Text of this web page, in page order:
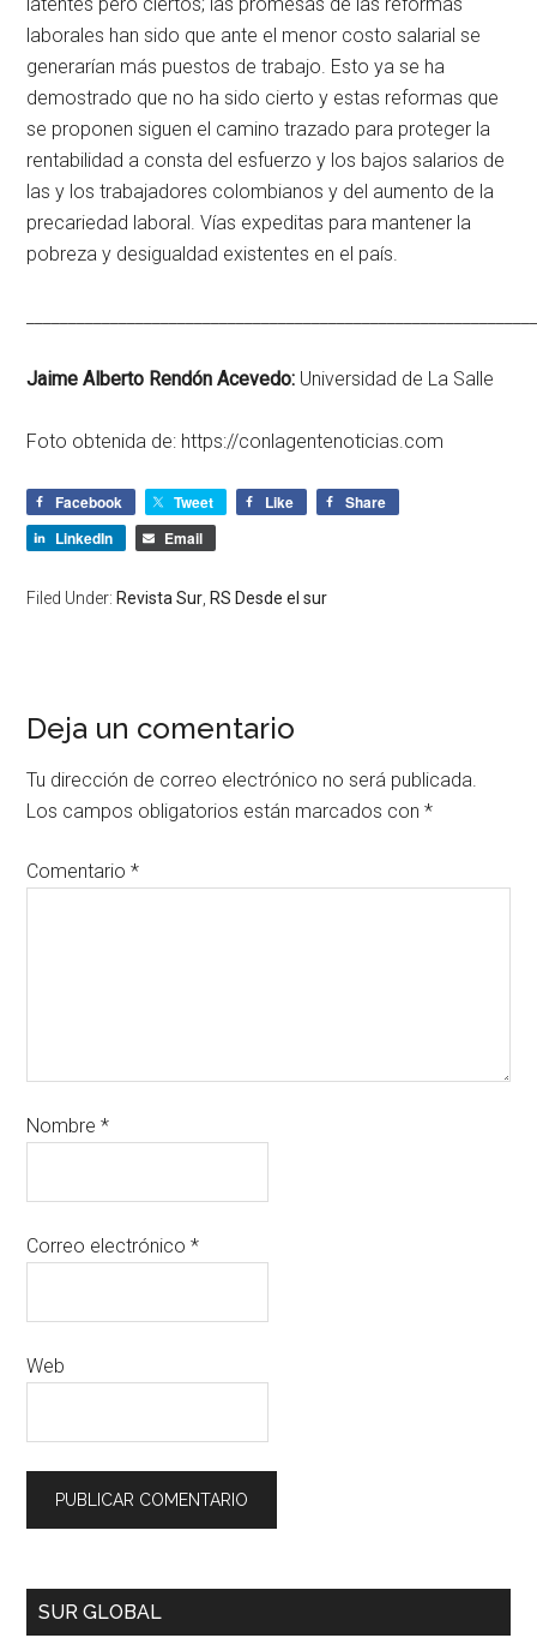
laborales han sido que ante el menor costo salarial se
generarían más puestos de trabajo. Esto ya se ha
demostrado que no ha sido cierto y estas reformas que
se proponen siguen el camino trazado para proteger la
rentabilidad a consta del esfuerzo y los bajos salarios de
las y los trabajadores colombianos y del aumento de la
precariedad laboral. Vías expeditas para mantener la
pobreza y desigualdad existentes en el país.
Jaime Alberto Rendón Acevedo: Universidad de La Salle
Foto obtenida de: https://conlagentenoticias.com
Facebook Tweet Like
Share
LinkedIn
Email
Filed Under: Revista Sur RS Desde el sur
Deja un comentario
Tu dirección de correo electrónico no será publicada.
Los campos obligatorios están marcados con*
Comentario*
Nombre*
Correo electrónico*
Web
SUR GLOBAL